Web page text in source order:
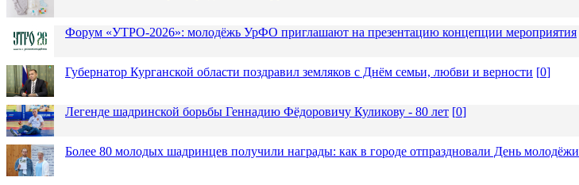
Форум «УТРО-2026»: молодёжь УрФО приглашают на презентацию концепции мероприятия
Губернатор Курганской области поздравил земляков с Днём семьи, любви и верности [0]
Легенде шадринской борьбы Геннадию Фёдоровичу Куликову - 80 лет [0]
Более 80 молодых шадринцев получили награды: как в городе отпраздновали День молодёжи